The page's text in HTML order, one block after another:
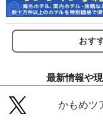
おす
最新情報や
かもめ